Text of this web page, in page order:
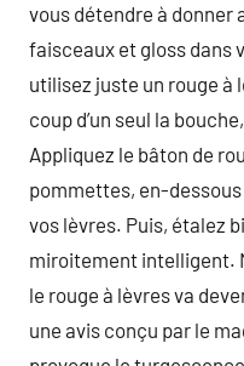
vous détendre à donner
faisceaux et gloss dans
utilisez juste un rouge à
coup d’un seul la
Appliquez le bâton de
pommettes, en-
vos lèvres. Puis, étalez
miroitement intelligent.
le rouge à lèvres va
une avis conçu par le